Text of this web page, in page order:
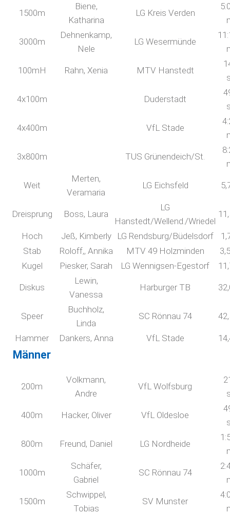
1500m
Biene,
Katharina
LG Kreis Verden
3000m
Dehnenkamp,
Nele
LG Wesermünde
100mH Rahn, Xenia MTV Hanstedt
4x100m Duderstadt
4x400m VfL Stade
3x800m TUS Grünendeich/St.
Weit
Merten,
Veramaria
LG Eichsfeld
Dreisprung Boss, Laura
LG
Hanstedt/Wellend./Wriedel
Hoch Jeß, Kimberly LG Rendsburg/Büdelsdorf
Stab
Roloff,, Annika MTV 49 Holzminden
Kugel
Piesker, Sarah LG Wennigsen-Egestorf
Diskus
Lewin,
Vanessa
Harburger TB
Speer
Buchholz,
Linda
SC Rönnau 74
Hammer Dankers, Anna VfL Stade
Männer
200m
Volkmann,
Andre
VfL Wolfsburg
400m Hacker, Oliver VfL Oldesloe
800m Freund, Daniel LG Nordheide
1000m
Schäfer,
Gabriel
SC Rönnau 74
1500m
Schwippel,
Tobias
SV Munster